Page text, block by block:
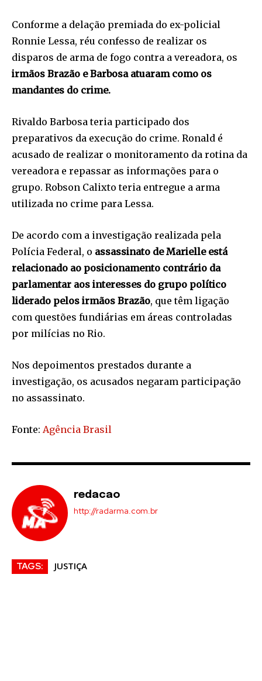
Conforme a delação premiada do ex-policial
Ronnie Lessa, réu confesso de realizar os
disparos de arma de fogo contra a vereadora, os
irmãos Brazão e Barbosa atuaram como os
mandantes do crime.
Rivaldo Barbosa teria participado dos
preparativos da execução do crime. Ronald é
acusado de realizar o monitoramento da rotina da
vereadora e repassar as informações para o
grupo. Robson Calixto teria entregue a arma
utilizada no crime para Lessa.
De acordo com a investigação realizada pela
Polícia Federal, o assassinato de Marielle está
relacionado ao posicionamento contrário da
parlamentar aos interesses do grupo político
liderado pelos irmãos Brazão, que têm ligação
com questões fundiárias em áreas controladas
por milícias no Rio.
Nos depoimentos prestados durante a
investigação, os acusados negaram participação
no assassinato.
Fonte: Agência Brasil
redacao
http://radarma.com.br
TAGS: JUSTIÇA